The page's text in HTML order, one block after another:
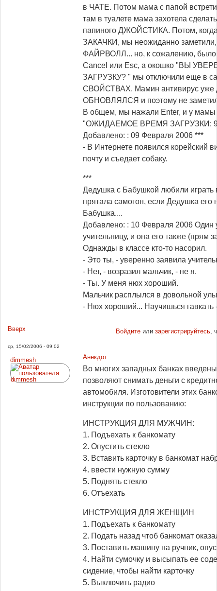
в ЧАТЕ. Потом мама с папой
там в туалете мама захотела
папиного ДЖОЙСТИКА. Потом,
ЗАКАЧКИ, мы неожиданно заметили,
ФАЙРВОЛЛ... но, к сожалению, было
Cancel или Esc, а окошко "ВЫ
ЗАГРУЗКУ? " мы отключили еще в
СВОЙСТВАХ. Мамин антивирус уже
ОБНОВЛЯЛСЯ и поэтому не
В общем, мы нажали Enter, и у мамы
"ОЖИДАЕМОЕ ВРЕМЯ ЗАГРУЗКИ:
Добавлено: : 09 Февраля 2006 ***
- В Интернете появился корейский
почту и съедает собаку.
***
Дедушка с Бабушкой любили играть
прятала самогон, если Дедушка его
Бабушка....
Добавлено: : 10 Февраля 2006 Один
учительницу, и она его также (прям
Однажды в классе кто-то насорил.
- Это ты, - уверенно заявила
- Нет, - возразил мальчик, - не я.
- Ты. У меня нюх хороший.
Мальчик расплылся в довольной
- Нюх хороший... Научишься гавкать
Вверх Войдитеили зарегистрируйтесь,
ср, 15/02/2006 - 09:02
dimmesh Анекдот
Во многих западных банках
позволяют снимать деньги с
автомобиля. Изготовители этих
инструкции по пользованию:
ИНСТРУКЦИЯ ДЛЯ МУЖЧИН:
1. Подъехать к банкомату
2. Опустить стекло
3. Вставить карточку в банкомат
4. ввести нужную сумму
5. Поднять стекло
6. Отъехать
ИНСТРУКЦИЯ ДЛЯ ЖЕНЩИН
1. Подъехать к банкомату
2. Подать назад чтоб банкомат
3. Поставить машину на ручник,
4. Найти сумочку и высыпать ее
сидение, чтобы найти карточку
5. Выключить радио